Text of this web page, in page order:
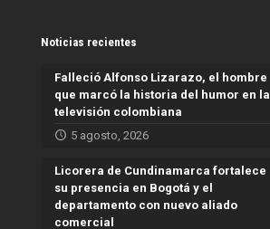
Noticias recientes
Falleció Alfonso Lizarazo, el hombre
que marcó la historia del humor en la
televisión colombiana
5 agosto, 2026
Licorera de Cundinamarca fortalece
su presencia en Bogotá y el
departamento con nuevo aliado
comercial